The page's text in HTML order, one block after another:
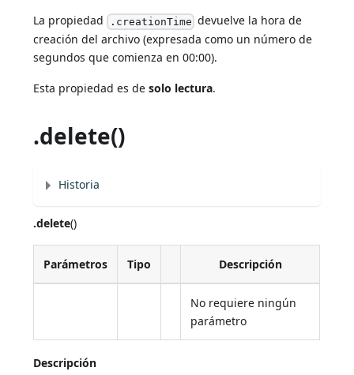
La propiedad .creationTime devuelve la hora de
creación del archivo (expresada como un número de
segundos que comienza en 00:00).
Esta propiedad es desolo lectura.
.delete()
Historia
.delete()
Parámetros Tipo Descripción
No requiere ningún
parámetro
Descripción